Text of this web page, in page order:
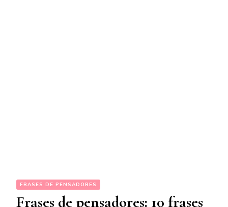
FRASES DE PENSADORES
Frases de pensadores: 10 frases